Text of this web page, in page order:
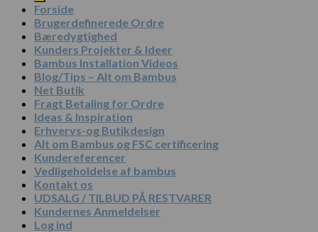
Forside
Brugerdefinerede Ordre
Bæredygtighed
Kunders Projekter & Ideer
Bambus Installation Videos
Blog/Tips – Alt om Bambus
Net Butik
Fragt Betaling for Ordre
Ideas & Inspiration
Erhvervs-og Butikdesign
Alt om Bambus og FSC certificering
Kundereferencer
Vedligeholdelse af bambus
Kontakt os
UDSALG / TILBUD PÅ RESTVARER
Kundernes Anmeldelser
Log ind